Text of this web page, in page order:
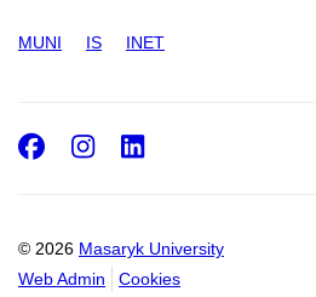
MUNI IS INET
© 2026 Masaryk University
Web Admin
Cookies
Facebook
Instagram